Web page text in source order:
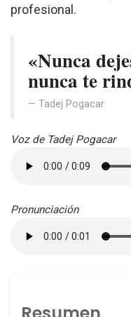
profesional.
«Nunca
nunca te
Tadej Pogacar
Voz de Tadej Pogacar
Pronunciación